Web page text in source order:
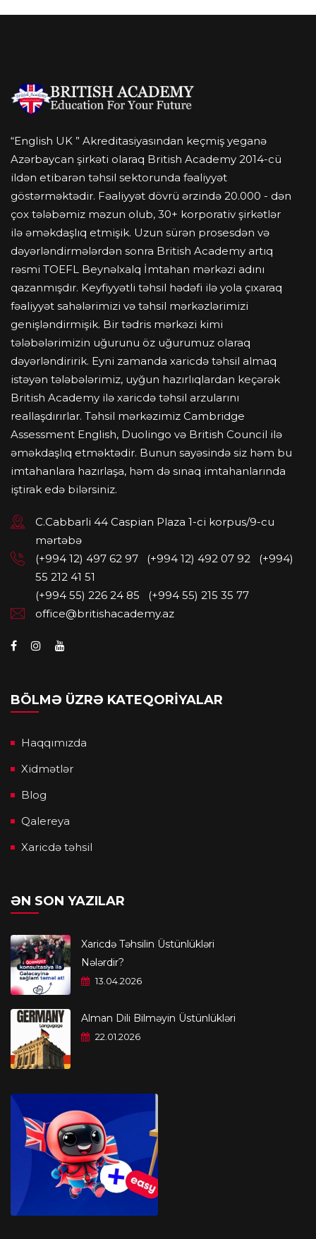
“English UK ” Akreditasiyasından keçmiş yeganə
Azərbaycan şirkəti olaraq British Academy 2014-cü
ildən etibarən təhsil sektorunda fəaliyyət
göstərməktədir. Fəaliyyət dövrü ərzində 20.000 - dən
çox tələbəmiz məzun olub, 30+ korporativ şirkətlər
ilə əməkdaşlıq etmişik. Uzun sürən prosesdən və
dəyərləndirmələrdən sonra British Academy artıq
rəsmi TOEFL Beynəlxalq İmtahan mərkəzi adını
qazanmışdır. Keyfiyyətli təhsil hədəfi ilə yola çıxaraq
fəaliyyət sahələrimizi və təhsil mərkəzlərimizi
genişləndirmişik. Bir tədris mərkəzi kimi
tələbələrimizin uğurunu öz uğurumuz olaraq
dəyərləndiririk. Eyni zamanda xaricdə təhsil almaq
istəyən tələbələrimiz, uyğun hazırlıqlardan keçərək
British Academy ilə xaricdə təhsil arzularını
reallaşdırırlar. Təhsil mərkəzimiz Cambridge
Assessment English, Duolingo və British Council ilə
əməkdaşlıq etməktədir. Bunun sayəsində siz həm bu
imtahanlara hazırlaşa, həm də sınaq imtahanlarında
iştirak edə bilərsiniz.
C.Cabbarli 44 Caspian Plaza 1-ci korpus/9-cu
mərtəbə
(+994 12) 497 62 97
(+994 12) 492 07 92
(+994)
55 212 41 51
(+994 55) 226 24 85
(+994 55) 215 35 77
office@britishacademy.az
BÖLMƏ ÜZRƏ KATEQORIYALAR
Haqqımızda
Xidmətlər
Blog
Qalereya
Xaricdə təhsil
ƏN SON YAZILAR
Xaricdə Təhsilin Üstünlükləri
Nələrdir?
13.04.2026
Alman Dili Bilməyin Üstünlükləri
22.01.2026